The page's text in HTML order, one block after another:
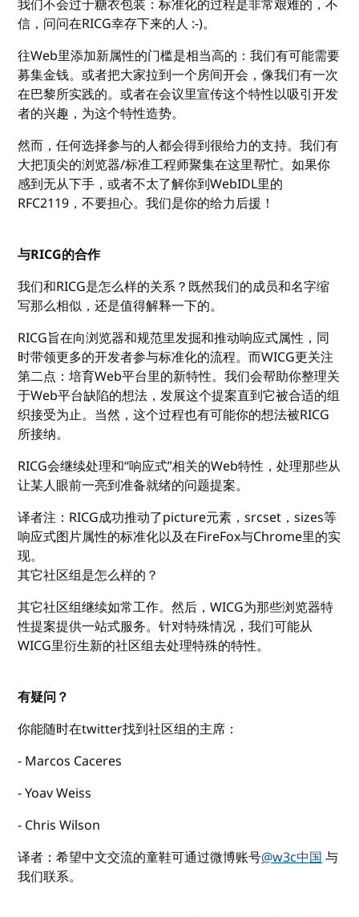
我们不会过于糖衣包装：标准化的过程是非常艰难的，不
信，问问在RICG幸存下来的人 :-)。
往Web里添加新属性的门槛是相当高的：我们有可能需要
募集金钱。或者把大家拉到一个房间开会，像我们有一次
在巴黎所实践的。或者在会议里宣传这个特性以吸引开发
者的兴趣，为这个特性造势。
然而，任何选择参与的人都会得到很给力的支持。我们有
大把顶尖的浏览器/标准工程师聚集在这里帮忙。如果你
感到无从下手，或者不太了解你到WebIDL里的
RFC2119，不要担心。我们是你的给力后援！
与RICG的合作
我们和RICG是怎么样的关系？既然我们的成员和名字缩
写那么相似，还是值得解释一下的。
RICG旨在向浏览器和规范里发掘和推动响应式属性，同
时带领更多的开发者参与标准化的流程。而WICG更关注
第二点：培育Web平台里的新特性。我们会帮助你整理关
于Web平台缺陷的想法，发展这个提案直到它被合适的组
织接受为止。当然，这个过程也有可能你的想法被RICG
所接纳。
RICG会继续处理和“响应式”相关的Web特性，处理那些从
让某人眼前一亮到准备就绪的问题提案。
译者注：RICG成功推动了picture元素，srcset，sizes等
响应式图片属性的标准化以及在FireFox与Chrome里的实
现。
其它社区组是怎么样的？
其它社区组继续如常工作。然后，WICG为那些浏览器特
性提案提供一站式服务。针对特殊情况，我们可能从
WICG里衍生新的社区组去处理特殊的特性。
有疑问？
你能随时在twitter找到社区组的主席：
- Marcos Caceres
- Yoav Weiss
- Chris Wilson
译者：希望中文交流的童鞋可通过微博账号@w3c中国与
我们联系。